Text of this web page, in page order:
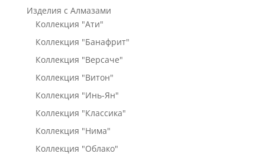
Изделия с Алмазами
Коллекция "Ати"
Коллекция "Банафрит"
Коллекция "Версаче"
Коллекция "Витон"
Коллекция "Инь-Ян"
Коллекция "Классика"
Коллекция "Нима"
Коллекция "Облако"